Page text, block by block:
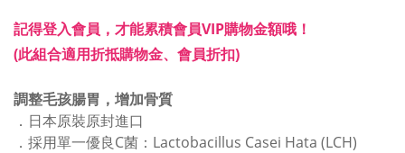
記得登入會員，才能累積會員VIP購物金額哦！
(此組合適用折抵購物金、會員折扣)
調整毛孩腸胃，增加骨質
． 日本原裝原封進口
． 採用單一優良C菌：Lactobacillus Casei Hata (LCH)